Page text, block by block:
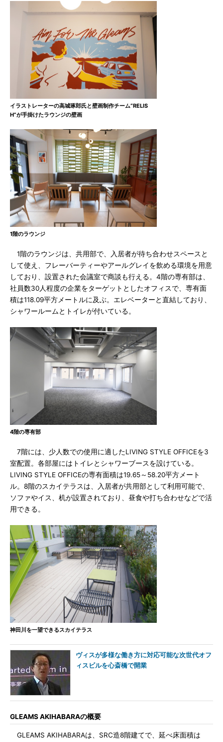
イラストレーターの高城琢郎氏と壁画制作チーム“RELIS
H”が手掛けたラウンジの壁画
1階のラウンジ
1階のラウンジは、共用部で、入居者が待ち合わせスペースと
して使え、フレーバーティーやアールグレイを飲める環境を用意
しており、設置された会議室で商談も行える。4階の専有部は、
社員数30人程度の企業をターゲットとしたオフィスで、専有面
積は118.09平方メートルに及ぶ。エレベーターと直結しており、
シャワールームとトイレが付いている。
4階の専有部
7階には、少人数での使用に適したLIVING STYLE OFFICEを3
室配置。各部屋にはトイレとシャワーブースを設けている。
LIVING STYLE OFFICEの専有面積は19.65～58.20平方メート
ル。8階のスカイテラスは、入居者が共用部として利用可能で、
ソファやイス、机が設置されており、昼食や打ち合わせなどで活
用できる。
神田川を一望できるスカイテラス
ヴィスが多様な働き方に対応可能な次世代オフ
ィスビルを心斎橋で開業
GLEAMS AKIHABARAの概要
GLEAMS AKIHABARAは、SRC造8階建てで、延べ床面積は